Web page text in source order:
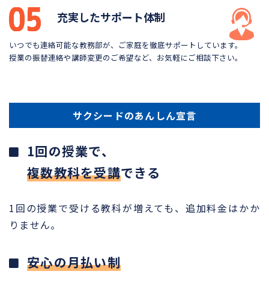
充実したサポート体制
いつでも連絡可能な教務部が、ご家庭を徹底サポートしています。
授業の振替連絡や講師変更のご希望など、お気軽にご相談下さい。
サクシードのあんしん宣言
1回の授業で、
複数教科を受講できる
1回の授業で受ける教科が増えても、追加料金はかか
りません。
安心の月払い制